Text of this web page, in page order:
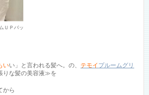
ＵＰバッ
いい」と言われる髪へ。の、テモイ プルームグリ
りな髪の美容液≫を
から